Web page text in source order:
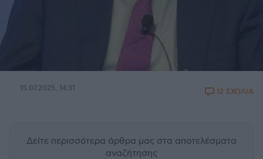
15.07.2025, 14:31 12 ΣΧΟΛΙΑ
Δείτε περισσότερα άρθρα μας στα αποτελέσματα
αναζήτησης